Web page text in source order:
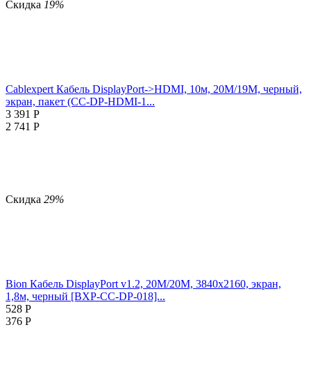
Скидка 19%
Cablexpert Кабель DisplayPort->HDMI, 10м, 20M/19M, черный,
экран, пакет (CC-DP-HDMI-1...
3 391 Р
2 741 Р
Скидка 29%
Bion Кабель DisplayPort v1.2, 20M/20M, 3840x2160, экран,
1,8м, черный [BXP-CC-DP-018]...
528 Р
376 Р